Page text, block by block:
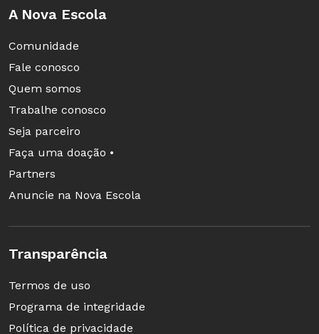
A Nova Escola
Comunidade
Fale conosco
Quem somos
Trabalhe conosco
Seja parceiro
Faça uma doação •
Partners
Anuncie na Nova Escola
Transparência
Termos de uso
Programa de integridade
Política de privacidade